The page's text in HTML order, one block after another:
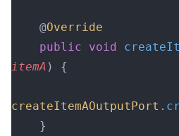
    @
Override
    public
void
itemA ) {
createItemAOutputPort .
    }